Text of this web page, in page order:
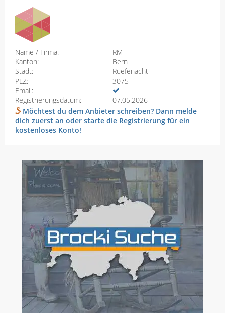
Name / Firma:
RM
Kanton:
Bern
Stadt:
Ruefenacht
PLZ:
3075
Email:
Registrierungsdatum:
07.05.2026
Möchtest du dem Anbieter schreiben? Dann melde
dich zuerst an oder starte die Registrierung für ein
kostenloses Konto!